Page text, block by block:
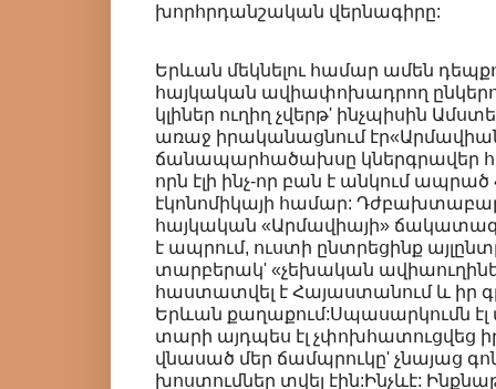
խորհրդանշական վերնագիրը:
Երևան մեկնելու համար ամեն
հայկական ավիափոխադրող
կլիներ ուղիղ չվերթ' ինչպիսին
առաջ իրականացնում
ճանապարհածախսը կներգրավեր
որն էլի ինչ-որ բան է անկում
էկոնոմիկայի համար:
հայկական «Արմավիայի»
է ապրում, ուստի ընտրեցինք
տարբերակ' «չեխական
հաստատվել է Հայաստանում և իր
Երևան քաղաքում:Սպասարկումն էլ
տարի այդպես էլ չփոխհատուցվեց
վնասած մեր ճամպրուկը' չնայաց
խոստումներ տվել էին:Ինչևէ: